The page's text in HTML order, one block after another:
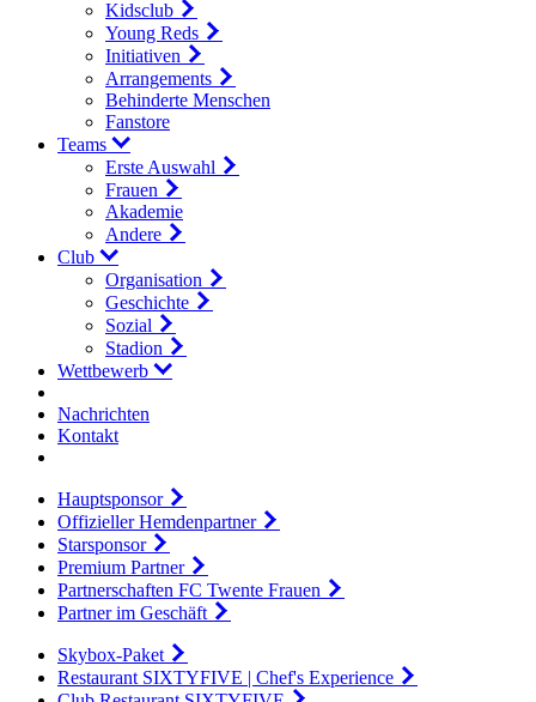
Kidsclub
Young Reds
Initiativen
Arrangements
Behinderte Menschen
Fanstore
Teams
Erste Auswahl
Frauen
Akademie
Andere
Club
Organisation
Geschichte
Sozial
Stadion
Wettbewerb
Nachrichten
Kontakt
Hauptsponsor
Offizieller Hemdenpartner
Starsponsor
Premium Partner
Partnerschaften FC Twente Frauen
Partner im Geschäft
Skybox-Paket
Restaurant SIXTYFIVE | Chef's Experience